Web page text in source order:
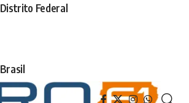
Distrito Federal
Brasil